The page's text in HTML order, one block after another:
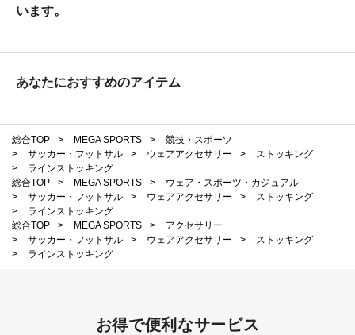
います。
あなたにおすすめのアイテム
総合TOP > MEGA SPORTS >
競技・スポーツ
>
サッカー・フットサル > ウェアアクセサリー >
ストッキング
>
ラインストッキング
総合TOP
> MEGA SPORTS >
ウェア・スポーツ・カジュアル
>
サッカー・フットサル > ウェアアクセサリー >
ストッキング
>
ラインストッキング
総合TOP
> MEGA SPORTS >
アクセサリー
>
サッカー・フットサル > ウェアアクセサリー >
ストッキング
>
ラインストッキング
お得で便利なサービス